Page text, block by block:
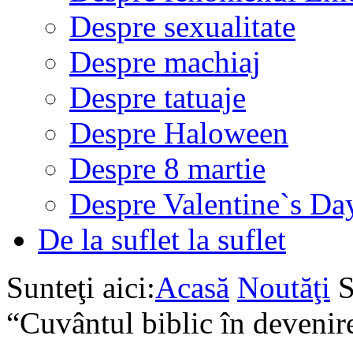
Despre sexualitate
Despre machiaj
Despre tatuaje
Despre Haloween
Despre 8 martie
Despre Valentine`s
De la suflet la suflet
Sunteţi aici:Acasă Noutăţi
“Cuvântul biblic în